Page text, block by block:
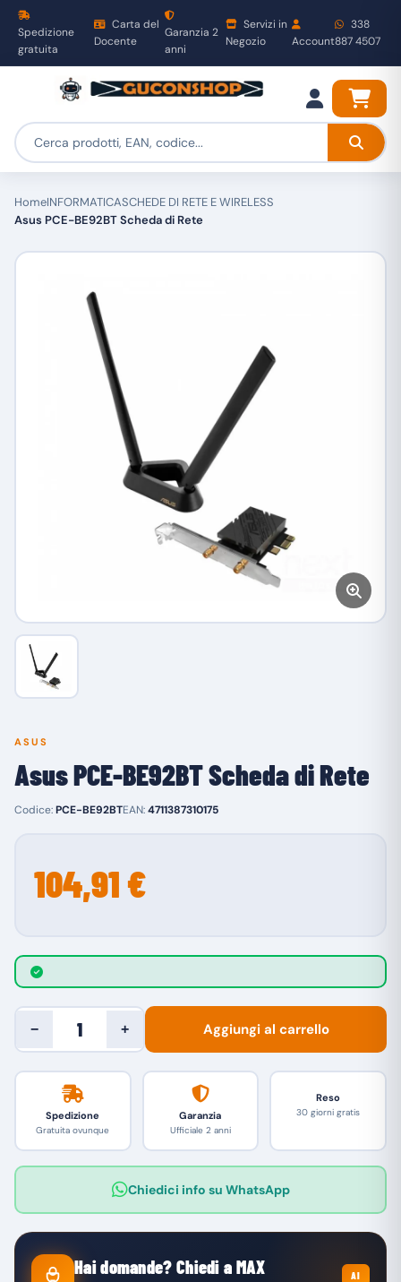
Spedizione
gratuita
Carta del
Docente
Garanzia 2
anni
Servizi in
Negozio
Account
338
887 4507
HomeINFORMATICASCHEDE DI RETE E WIRELESS
Asus PCE-BE92BT Scheda di Rete
ASUS
Asus PCE-BE92BT Scheda di Rete
Codice:PCE-BE92BTEAN:4711387310175
104,91 €
− + Aggiungi al carrello
Spedizione
Gratuita ovunque
Garanzia
Ufficiale 2 anni
Reso
30 giorni gratis
Chiedici info su WhatsApp
Hai domande? Chiedi a MAX AI